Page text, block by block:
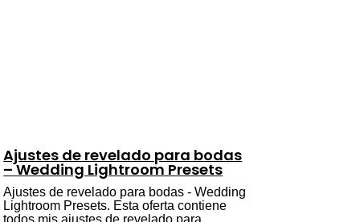
Ajustes de revelado para bodas
– Wedding Lightroom Presets
Ajustes de revelado para bodas - Wedding
Lightroom Presets. Esta oferta contiene
todos mis ajustes de revelado para